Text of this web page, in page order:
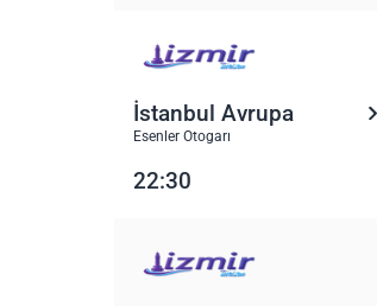
İstanbul Avrupa
Esenler Otogarı
22:30